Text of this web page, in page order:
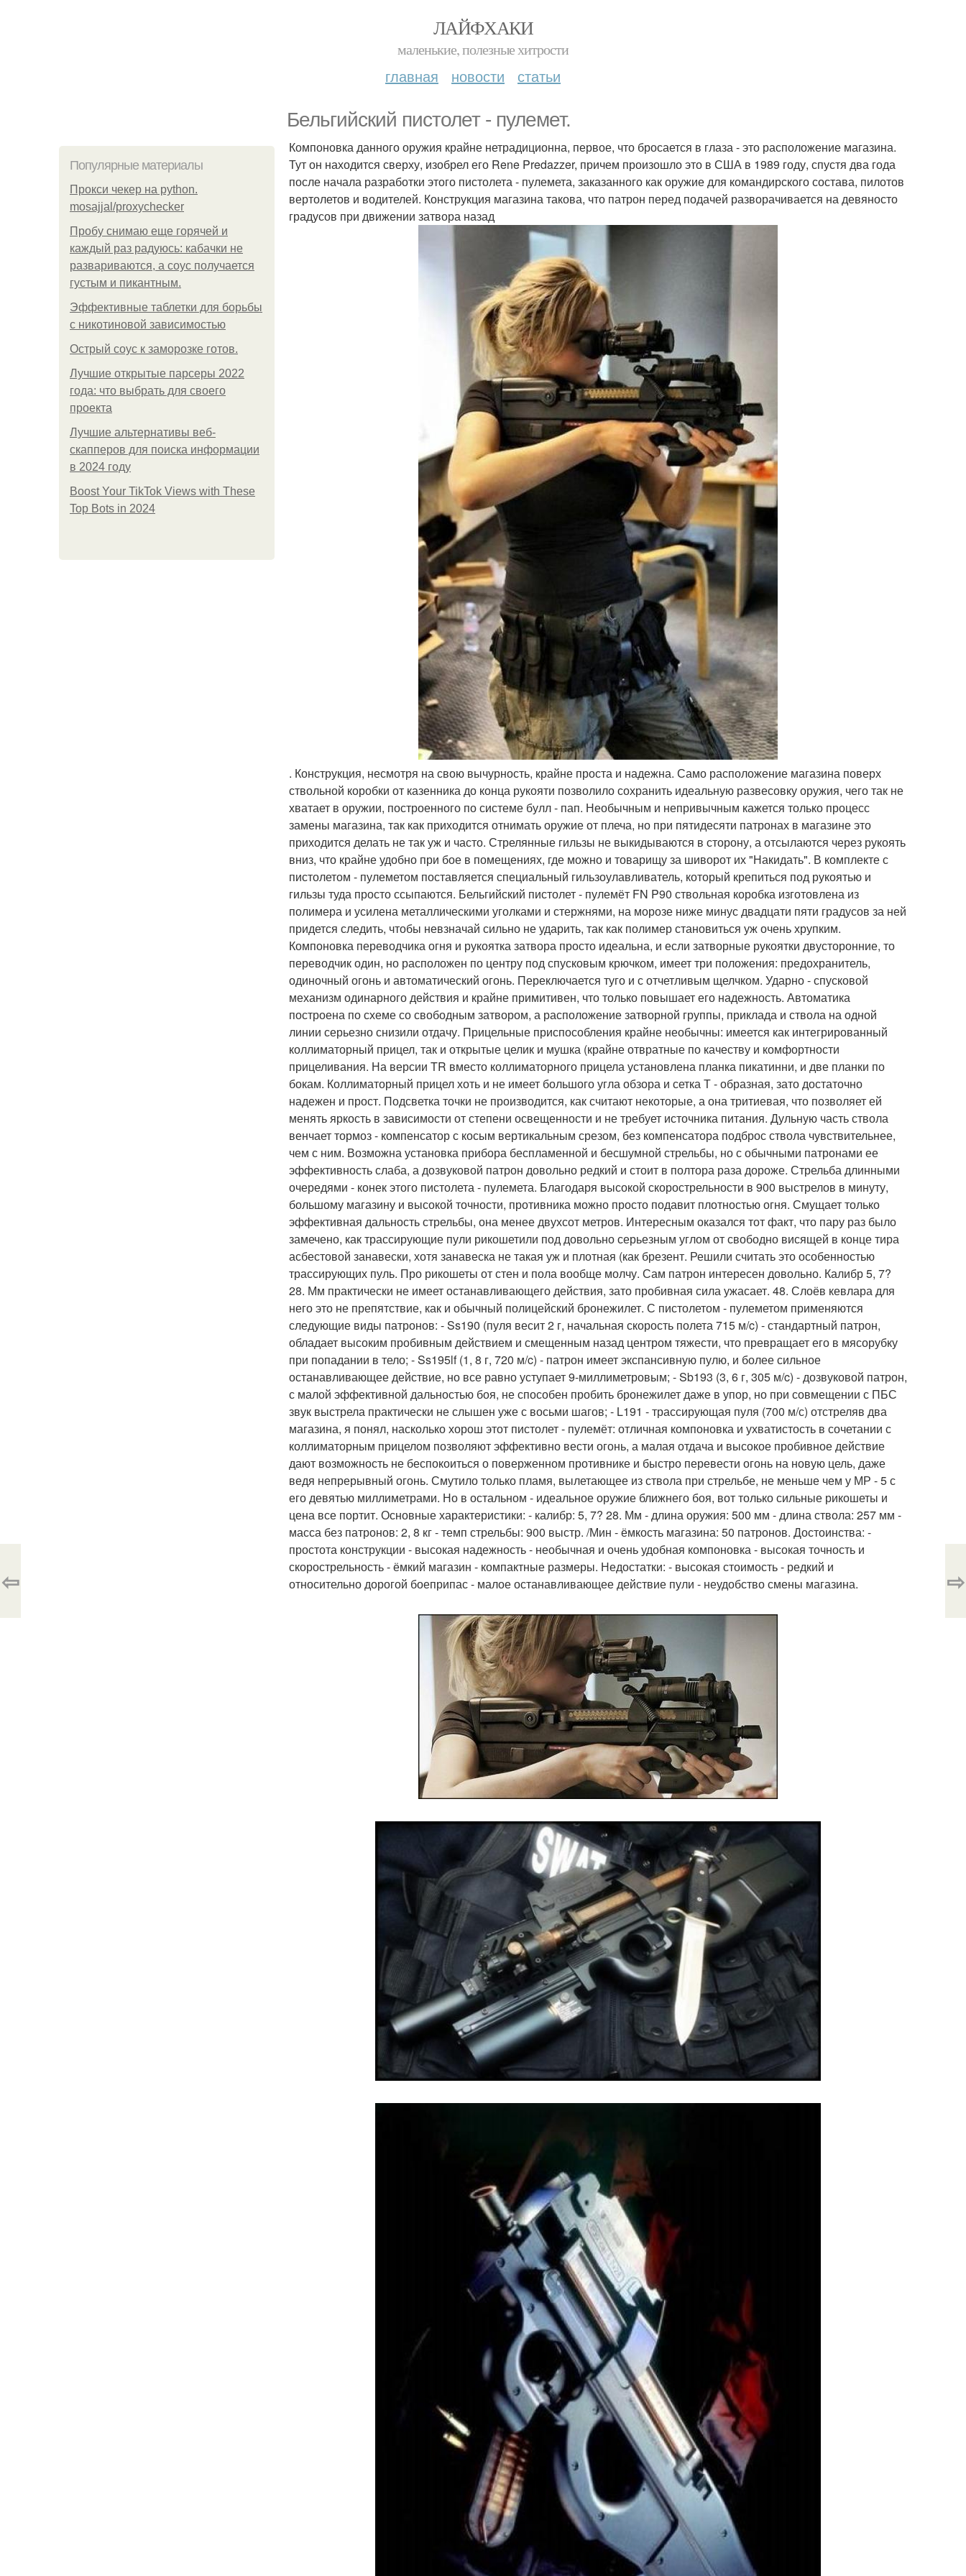
ЛАЙФХАКИ
маленькие, полезные хитрости
главная новости статьи
Бельгийский пистолет - пулемет.
Популярные материалы
Прокси чекер на python.
mosajjal/proxychecker
Пробу снимаю еще горячей и
каждый раз радуюсь: кабачки не
развариваются, а соус получается
густым и пикантным.
Эффективные таблетки для борьбы
с никотиновой зависимостью
Острый соус к заморозке готов.
Лучшие открытые парсеры 2022
года: что выбрать для своего
проекта
Лучшие альтернативы веб-
скапперов для поиска информации
в 2024 году
Boost Your TikTok Views with These
Top Bots in 2024
Компоновка данного оружия крайне нетрадиционна, первое, что бросается в глаза - это расположение магазина.
Тут он находится сверху, изобрел его Rene Predazzer, причем произошло это в США в 1989 году, спустя два года
после начала разработки этого пистолета - пулемета, заказанного как оружие для командирского состава, пилотов
вертолетов и водителей. Конструкция магазина такова, что патрон перед подачей разворачивается на девяносто
градусов при движении затвора назад
. Конструкция, несмотря на свою вычурность, крайне проста и надежна. Само расположение магазина поверх
ствольной коробки от казенника до конца рукояти позволило сохранить идеальную развесовку оружия, чего так не
хватает в оружии, построенного по системе булл - пап. Необычным и непривычным кажется только процесс
замены магазина, так как приходится отнимать оружие от плеча, но при пятидесяти патронах в магазине это
приходится делать не так уж и часто. Стрелянные гильзы не выкидываются в сторону, а отсылаются через рукоять
вниз, что крайне удобно при бое в помещениях, где можно и товарищу за шиворот их "Накидать". В комплекте с
пистолетом - пулеметом поставляется специальный гильзоулавливатель, который крепиться под рукоятью и
гильзы туда просто ссыпаются. Бельгийский пистолет - пулемёт FN P90 ствольная коробка изготовлена из
полимера и усилена металлическими уголками и стержнями, на морозе ниже минус двадцати пяти градусов за ней
придется следить, чтобы невзначай сильно не ударить, так как полимер становиться уж очень хрупким.
Компоновка переводчика огня и рукоятка затвора просто идеальна, и если затворные рукоятки двусторонние, то
переводчик один, но расположен по центру под спусковым крючком, имеет три положения: предохранитель,
одиночный огонь и автоматический огонь. Переключается туго и с отчетливым щелчком. Ударно - спусковой
механизм одинарного действия и крайне примитивен, что только повышает его надежность. Автоматика
построена по схеме со свободным затвором, а расположение затворной группы, приклада и ствола на одной
линии серьезно снизили отдачу. Прицельные приспособления крайне необычны: имеется как интегрированный
коллиматорный прицел, так и открытые целик и мушка (крайне отвратные по качеству и комфортности
прицеливания. На версии TR вместо коллиматорного прицела установлена планка пикатинни, и две планки по
бокам. Коллиматорный прицел хоть и не имеет большого угла обзора и сетка Т - образная, зато достаточно
надежен и прост. Подсветка точки не производится, как считают некоторые, а она тритиевая, что позволяет ей
менять яркость в зависимости от степени освещенности и не требует источника питания. Дульную часть ствола
венчает тормоз - компенсатор с косым вертикальным срезом, без компенсатора подброс ствола чувствительнее,
чем с ним. Возможна установка прибора беспламенной и бесшумной стрельбы, но с обычными патронами ее
эффективность слаба, а дозвуковой патрон довольно редкий и стоит в полтора раза дороже. Стрельба длинными
очередями - конек этого пистолета - пулемета. Благодаря высокой скорострельности в 900 выстрелов в минуту,
большому магазину и высокой точности, противника можно просто подавит плотностью огня. Смущает только
эффективная дальность стрельбы, она менее двухсот метров. Интересным оказался тот факт, что пару раз было
замечено, как трассирующие пули рикошетили под довольно серьезным углом от свободно висящей в конце тира
асбестовой занавески, хотя занавеска не такая уж и плотная (как брезент. Решили считать это особенностью
трассирующих пуль. Про рикошеты от стен и пола вообще молчу. Сам патрон интересен довольно. Калибр 5, 7?
28. Мм практически не имеет останавливающего действия, зато пробивная сила ужасает. 48. Слоёв кевлара для
него это не препятствие, как и обычный полицейский бронежилет. С пистолетом - пулеметом применяются
следующие виды патронов: - Ss190 (пуля весит 2 г, начальная скорость полета 715 м/c) - стандартный патрон,
обладает высоким пробивным действием и смещенным назад центром тяжести, что превращает его в мясорубку
при попадании в тело; - Ss195lf (1, 8 г, 720 м/c) - патрон имеет экспансивную пулю, и более сильное
останавливающее действие, но все равно уступает 9-миллиметровым; - Sb193 (3, 6 г, 305 м/c) - дозвуковой патрон,
с малой эффективной дальностью боя, не способен пробить бронежилет даже в упор, но при совмещении с ПБС
звук выстрела практически не слышен уже с восьми шагов; - L191 - трассирующая пуля (700 м/с) отстреляв два
магазина, я понял, насколько хорош этот пистолет - пулемёт: отличная компоновка и ухватистость в сочетании с
коллиматорным прицелом позволяют эффективно вести огонь, а малая отдача и высокое пробивное действие
дают возможность не беспокоиться о поверженном противнике и быстро перевести огонь на новую цель, даже
ведя непрерывный огонь. Смутило только пламя, вылетающее из ствола при стрельбе, не меньше чем у МР - 5 с
его девятью миллиметрами. Но в остальном - идеальное оружие ближнего боя, вот только сильные рикошеты и
цена все портит. Основные характеристики: - калибр: 5, 7? 28. Мм - длина оружия: 500 мм - длина ствола: 257 мм -
масса без патронов: 2, 8 кг - темп стрельбы: 900 выстр. /Мин - ёмкость магазина: 50 патронов. Достоинства: -
простота конструкции - высокая надежность - необычная и очень удобная компоновка - высокая точность и
скорострельность - ёмкий магазин - компактные размеры. Недостатки: - высокая стоимость - редкий и
относительно дорогой боеприпас - малое останавливающее действие пули - неудобство смены магазина.
⇦ ⇨